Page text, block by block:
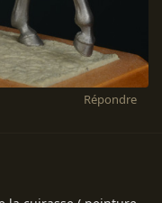
Répondre